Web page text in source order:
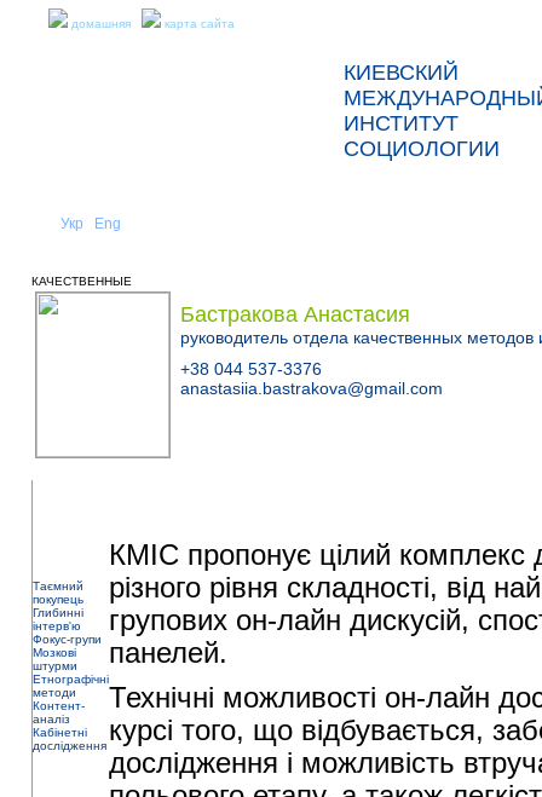
домашняя карта сайта
КИЕВСКИЙ
ИНСТИТУТ
СОЦИОЛОГИИ
Укр Eng
КАЧЕСТВЕННЫЕ
Бастракова Анастасия
руководитель отдела качественных методов
+38 044 537-3376
anastasiia.bastrakova@gmail.com
Таємний
покупець
Глибинні
інтерв'ю
Фокус-групи
Мозкові
штурми
Етнографічні
методи
Контент-
аналіз
Кабінетні
дослідження
КМІС пропонує цілий комплекс
різного рівня складності, від
групових он-лайн дискусій,
панелей.
Технічні можливості он-лайн
курсі того, що відбувається,
дослідження і можливість